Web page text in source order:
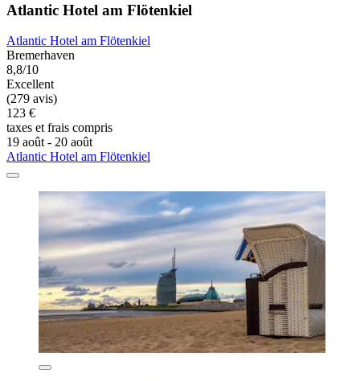
Atlantic Hotel am Flötenkiel
Atlantic Hotel am Flötenkiel
Bremerhaven
8,8/10
Excellent
(279 avis)
123 €
taxes et frais compris
19 août - 20 août
Atlantic Hotel am Flötenkiel